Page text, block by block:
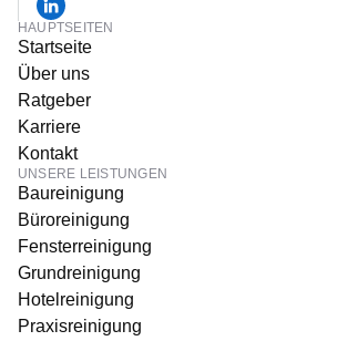
HAUPTSEITEN
Startseite
Über uns
Ratgeber
Karriere
Kontakt
UNSERE LEISTUNGEN
Baureinigung
Büroreinigung
Fensterreinigung
Grundreinigung
Hotelreinigung
Praxisreinigung